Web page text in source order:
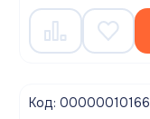
Код: 00000010166